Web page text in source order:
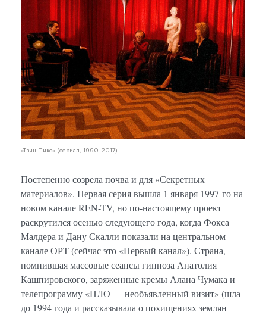
«Твин Пикс» (сериал, 1990–2017)
Постепенно созрела почва и для «Секретных
материалов». Первая серия вышла 1 января 1997-го на
новом канале REN-TV, но по-настоящему проект
раскрутился осенью следующего года, когда Фокса
Малдера и Дану Скалли показали на центральном
канале ОРТ (сейчас это «Первый канал»). Страна,
помнившая массовые сеансы гипноза Анатолия
Кашпировского, заряженные кремы Алана Чумака и
телепрограмму «НЛО — необъявленный визит» (шла
до 1994 года и рассказывала о похищениях землян